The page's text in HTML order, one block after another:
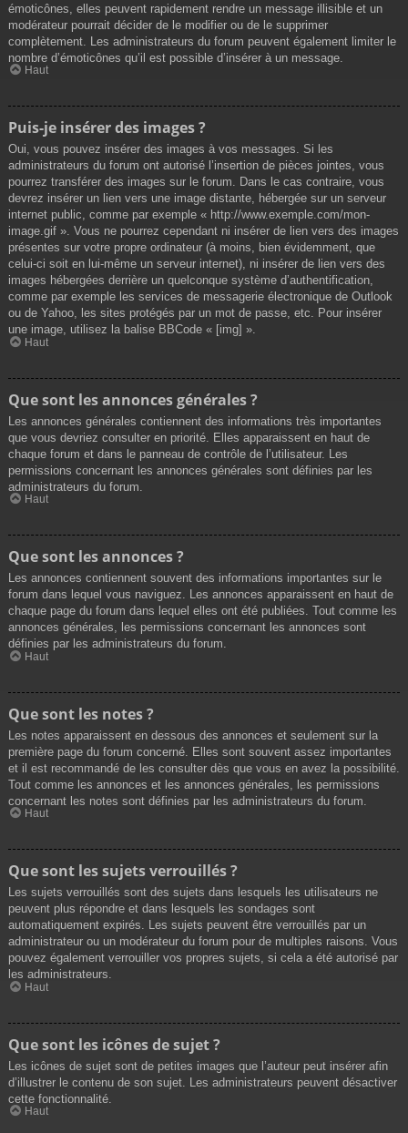
émoticônes, elles peuvent rapidement rendre un message illisible et un
modérateur pourrait décider de le modifier ou de le supprimer
complètement. Les administrateurs du forum peuvent également limiter le
nombre d’émoticônes qu’il est possible d’insérer à un message.
Haut
Puis-je insérer des images ?
Oui, vous pouvez insérer des images à vos messages. Si les
administrateurs du forum ont autorisé l’insertion de pièces jointes, vous
pourrez transférer des images sur le forum. Dans le cas contraire, vous
devrez insérer un lien vers une image distante, hébergée sur un serveur
internet public, comme par exemple « http://www.exemple.com/mon-
image.gif ». Vous ne pourrez cependant ni insérer de lien vers des images
présentes sur votre propre ordinateur (à moins, bien évidemment, que
celui-ci soit en lui-même un serveur internet), ni insérer de lien vers des
images hébergées derrière un quelconque système d’authentification,
comme par exemple les services de messagerie électronique de Outlook
ou de Yahoo, les sites protégés par un mot de passe, etc. Pour insérer
une image, utilisez la balise BBCode « [img] ».
Haut
Que sont les annonces générales ?
Les annonces générales contiennent des informations très importantes
que vous devriez consulter en priorité. Elles apparaissent en haut de
chaque forum et dans le panneau de contrôle de l’utilisateur. Les
permissions concernant les annonces générales sont définies par les
administrateurs du forum.
Haut
Que sont les annonces ?
Les annonces contiennent souvent des informations importantes sur le
forum dans lequel vous naviguez. Les annonces apparaissent en haut de
chaque page du forum dans lequel elles ont été publiées. Tout comme les
annonces générales, les permissions concernant les annonces sont
définies par les administrateurs du forum.
Haut
Que sont les notes ?
Les notes apparaissent en dessous des annonces et seulement sur la
première page du forum concerné. Elles sont souvent assez importantes
et il est recommandé de les consulter dès que vous en avez la possibilité.
Tout comme les annonces et les annonces générales, les permissions
concernant les notes sont définies par les administrateurs du forum.
Haut
Que sont les sujets verrouillés ?
Les sujets verrouillés sont des sujets dans lesquels les utilisateurs ne
peuvent plus répondre et dans lesquels les sondages sont
automatiquement expirés. Les sujets peuvent être verrouillés par un
administrateur ou un modérateur du forum pour de multiples raisons. Vous
pouvez également verrouiller vos propres sujets, si cela a été autorisé par
les administrateurs.
Haut
Que sont les icônes de sujet ?
Les icônes de sujet sont de petites images que l’auteur peut insérer afin
d’illustrer le contenu de son sujet. Les administrateurs peuvent désactiver
cette fonctionnalité.
Haut